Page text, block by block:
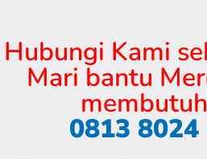
Hubungi Kami
Mari bantu
0813 8024